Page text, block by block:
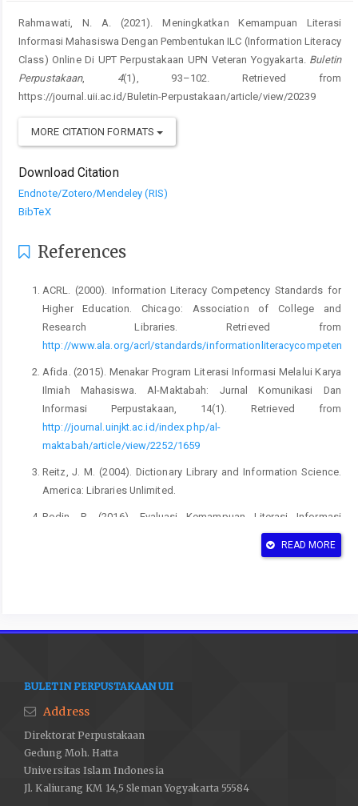
Rahmawati, N. A. (2021). Meningkatkan Kemampuan Literasi
Informasi Mahasiswa Dengan Pembentukan ILC (Information Literacy
Class) Online Di UPT Perpustakaan UPN Veteran Yogyakarta. Buletin
Perpustakaan, 4(1), 93–102. Retrieved from
https://journal.uii.ac.id/Buletin-Perpustakaan/article/view/20239
MORE CITATION FORMATS
Download Citation
Endnote/Zotero/Mendeley (RIS)
BibTeX
References
ACRL. (2000). Information Literacy Competency Standards for
Higher Education. Chicago: Association of College and
Research Libraries. Retrieved from
http://www.ala.org/acrl/standards/informationliteracycompetency
Afida. (2015). Menakar Program Literasi Informasi Melalui Karya
Ilmiah Mahasiswa. Al-Maktabah: Jurnal Komunikasi Dan
Informasi Perpustakaan, 14(1). Retrieved from
http://journal.uinjkt.ac.id/index.php/al-
maktabah/article/view/2252/1659
Reitz, J. M. (2004). Dictionary Library and Information Science.
America: Libraries Unlimited.
Rodin, R. (2016). Evaluasi Kemampuan Literasi Informasi
Pemustaka Perpustakaan Stain Curup Menggunakan Standar
Yang Dikembangkan Acrl. Al-Maktabah: Jurnal Komunikasi Dan
READ MORE
BULETIN PERPUSTAKAAN UII
Address
Direktorat Perpustakaan
Gedung Moh. Hatta
Universitas Islam Indonesia
Jl. Kaliurang KM 14,5 Sleman Yogyakarta 55584